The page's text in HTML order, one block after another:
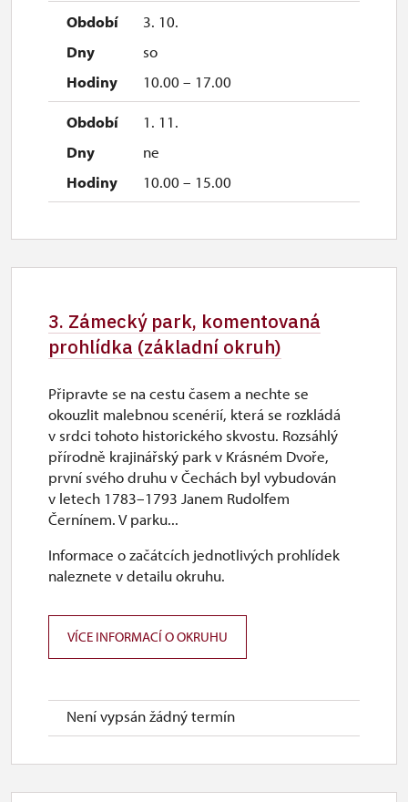
3. 10.
so
10.00 – 17.00
1. 11.
ne
10.00 – 15.00
3. Zámecký park, komentovaná
prohlídka (základní okruh)
Není vypsán žádný termín
Připravte se na cestu časem a nechte se
okouzlit malebnou scenérií, která se rozkládá
v srdci tohoto historického skvostu. Rozsáhlý
přírodně krajinářský park v Krásném Dvoře,
první svého druhu v Čechách byl vybudován
v letech 1783–1793 Janem Rudolfem
Černínem. V parku...
Informace o začátcích jednotlivých prohlídek
naleznete v detailu okruhu.
VÍCE INFORMACÍ O OKRUHU